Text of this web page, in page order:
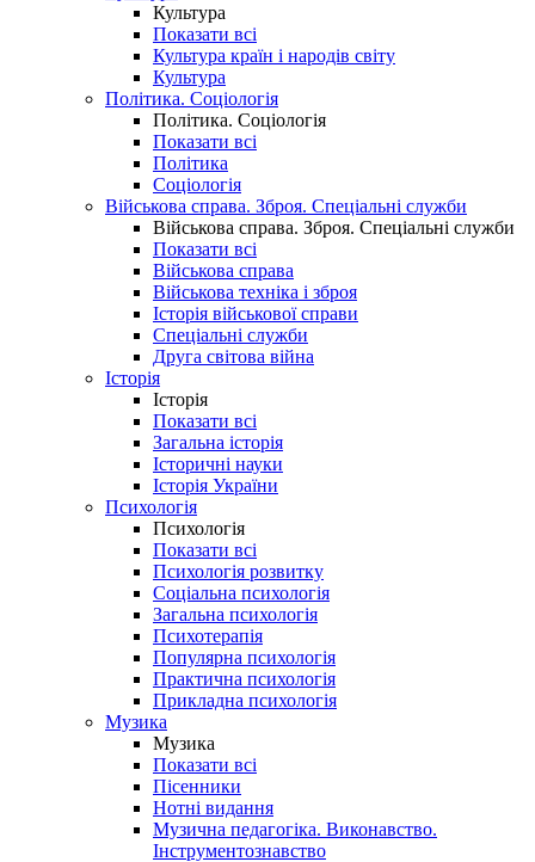
Культура
Показати всі
Культура країн і народів світу
Культура
Політика. Соціологія
Політика. Соціологія
Показати всі
Політика
Соціологія
Військова справа. Зброя. Спеціальні служби
Військова справа. Зброя. Спеціальні служби
Показати всі
Військова справа
Військова техніка і зброя
Історія військової справи
Спеціальні служби
Друга світова війна
Історія
Історія
Показати всі
Загальна історія
Історичні науки
Історія України
Психологія
Психологія
Показати всі
Психологія розвитку
Соціальна психологія
Загальна психологія
Психотерапія
Популярна психологія
Практична психологія
Прикладна психологія
Музика
Музика
Показати всі
Пісенники
Нотні видання
Музична педагогіка. Виконавство.
Інструментознавство